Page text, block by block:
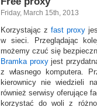
Friday, March 15th, 2013
Korzystając z fast proxy
w sieci. Przeglądając
możemy czuć się
Bramka proxyjest
z własnego komputera.
kierownicy nie wiedzieli
również serwisy oferujące
korzystać do woli z